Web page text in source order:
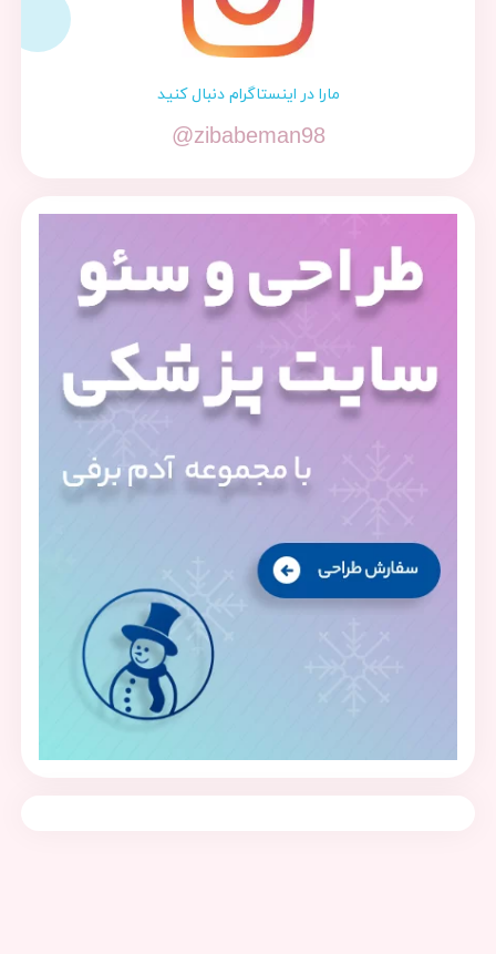
مارا در اینستاگرام دنبال کنید
@zibabeman98